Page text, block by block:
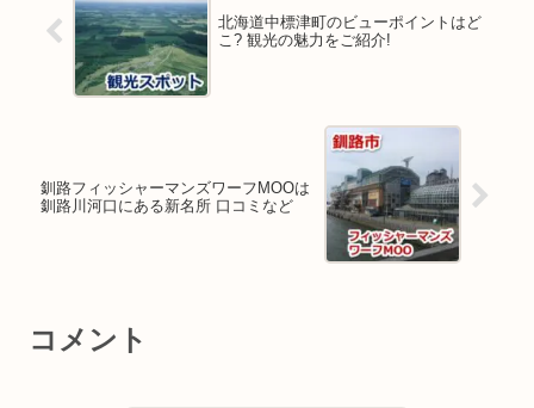
北海道中標津町のビューポイントはど
こ? 観光の魅力をご紹介!
釧路フィッシャーマンズワーフMOOは
釧路川河口にある新名所 口コミなど
コメント